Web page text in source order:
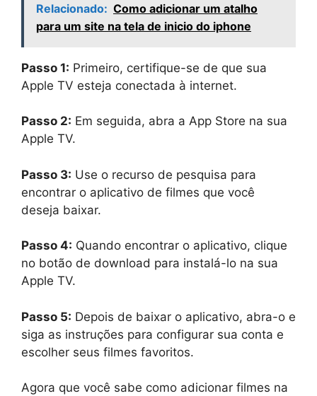
Relacionado: Como adicionar um atalho
para um site na tela de inicio do iphone
Passo 1: Primeiro, certifique-se de que sua
Apple TV esteja conectada à internet.
Passo 2: Em seguida, abra a App Store na sua
Apple TV.
Passo 3: Use o recurso de pesquisa para
encontrar o aplicativo de filmes que você
deseja baixar.
Passo 4: Quando encontrar o aplicativo, clique
no botão de download para instalá-lo na sua
Apple TV.
Passo 5: Depois de baixar o aplicativo, abra-o e
siga as instruções para configurar sua conta e
escolher seus filmes favoritos.
Agora que você sabe como adicionar filmes na